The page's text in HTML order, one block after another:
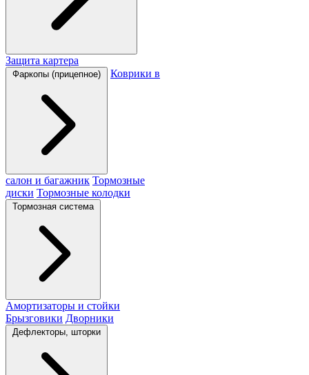
Защита картера
Фаркопы (прицепное) Коврики в
салон и багажник Тормозные
диски Тормозные колодки
Тормозная система
Амортизаторы и стойки
Брызговики Дворники
Дефлекторы, шторки